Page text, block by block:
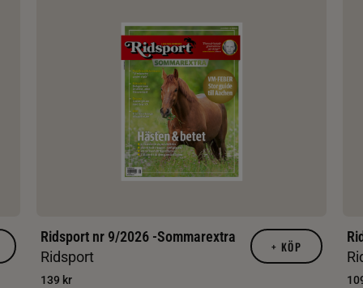
Ridsport nr 9/2026 -Sommarextra
Ridsport
139 kr
+ KÖP